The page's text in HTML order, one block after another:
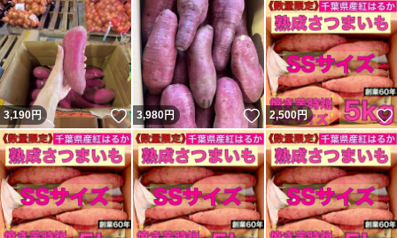
3,190円 いいね！
3,980円 いいね！
2,500円